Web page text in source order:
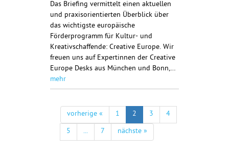
Das Briefing vermittelt einen aktuellen
und praxisorientierten Überblick über
das wichtigste europäische
Förderprogramm für Kultur- und
Kreativschaffende: Creative Europe. Wir
freuen uns auf Expertinnen der Creative
Europe Desks aus München und Bonn,…
mehr
vorherige « 1 2 3
4
5
... 7 nächste »